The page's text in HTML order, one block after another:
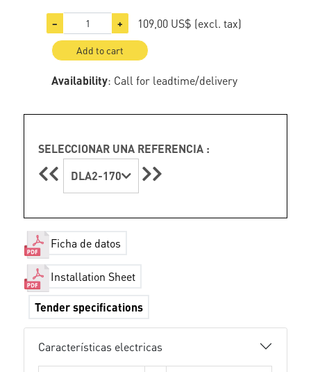
− + 109,00 US$ (excl. tax)
Add to cart
Availability: Call for leadtime/delivery
SELECCIONAR UNA REFERENCIA :
DLA2-170
Ficha de datos
Installation Sheet
Tender specifications
Características electricas